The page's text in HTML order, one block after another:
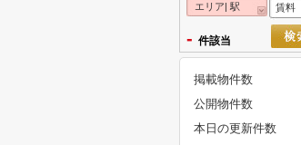
エリア| 駅 賃料
- 件該当
掲載物件数
公開物件数
本日の更新件数